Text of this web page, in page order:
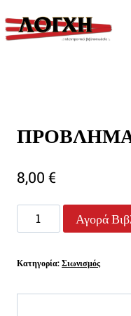
to
8,00 €
ΠΡΟΒΛΗΜΑ
ΙΣΡΑΗΛ
Αγορά
Κατηγορία: Σιωνισμός